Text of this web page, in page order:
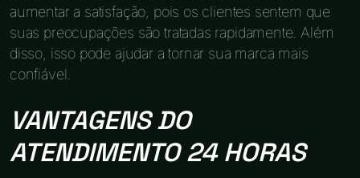
aumentar a satisfação, pois os clientes sentem que
suas preocupações são tratadas rapidamente. Além
disso, isso pode ajudar a tornar sua marca mais
confiável.
VANTAGENS DO
ATENDIMENTO 24 HORAS